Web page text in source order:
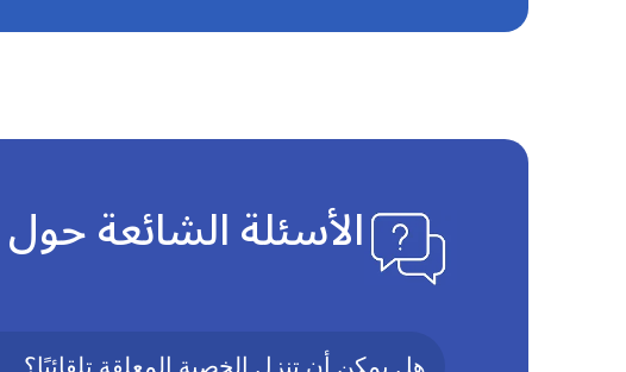
الأسئلة الشائعة
هل يمكن أن تنزل الخصية المعلقة تلقائيًا؟